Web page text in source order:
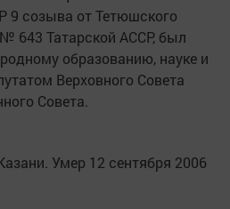
9 созыва от Тетюшского
643 Татарской АССР, был
образованию, науке и
Верховного Совета
Совета.
Умер 12 сентября 2006